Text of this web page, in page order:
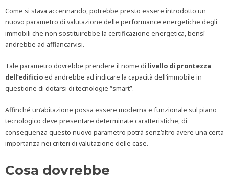
Come si stava accennando, potrebbe presto essere introdotto un
nuovo parametro di valutazione delle performance energetiche degli
immobili che non sostituirebbe la certificazione energetica, bensì
andrebbe ad affiancarvisi.
Tale parametro dovrebbe prendere il nome di livello di prontezza
dell’edificioed andrebbe ad indicare la capacità dell’immobile in
questione di dotarsi di tecnologie “smart”.
Affinché un’abitazione possa essere moderna e funzionale sul piano
tecnologico deve presentare determinate caratteristiche, di
conseguenza questo nuovo parametro potrà senz’altro avere una certa
importanza nei criteri di valutazione delle case.
Cosa dovrebbe